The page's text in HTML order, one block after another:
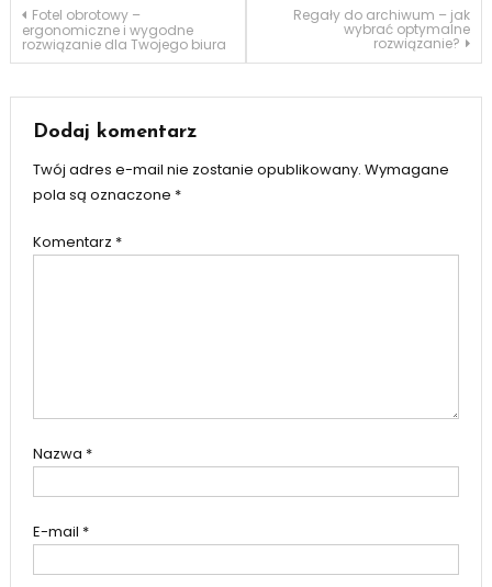
Nawigacja
wpisu
Fotel obrotowy –
ergonomiczne i wygodne
rozwiązanie dla Twojego biura
Regały do archiwum – jak
wybrać optymalne
rozwiązanie?
Dodaj komentarz
Twój adres e-mail nie zostanie opublikowany. Wymagane
pola są oznaczone *
Komentarz *
Nazwa *
E-mail *